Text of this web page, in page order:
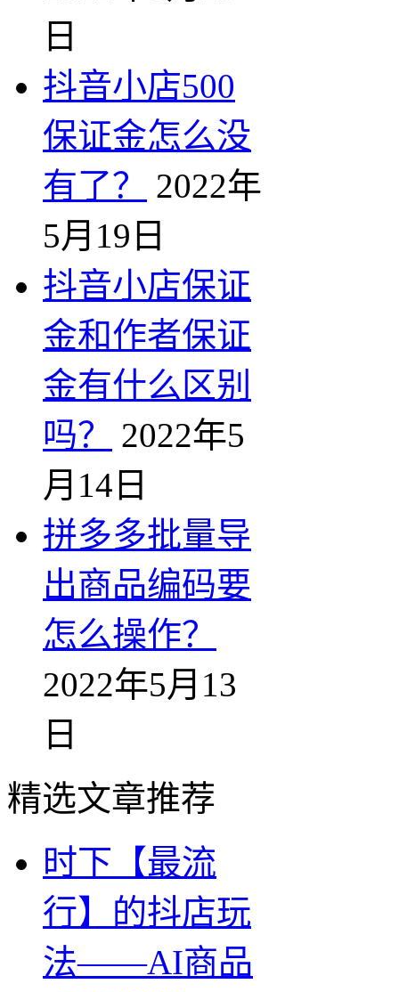
日
抖音小店500
保证金怎么没
有了？
2022年
5月19日
抖音小店保证
金和作者保证
金有什么区别
吗？
2022年5
月14日
拼多多批量导
出商品编码要
怎么操作？
2022年5月13
日
精选文章推荐
时下【最流
行】的抖店玩
法——AI商品